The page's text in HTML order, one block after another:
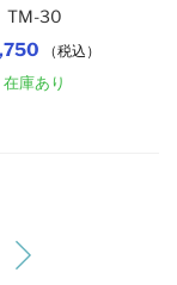
（税込）
TM-30
在庫あり